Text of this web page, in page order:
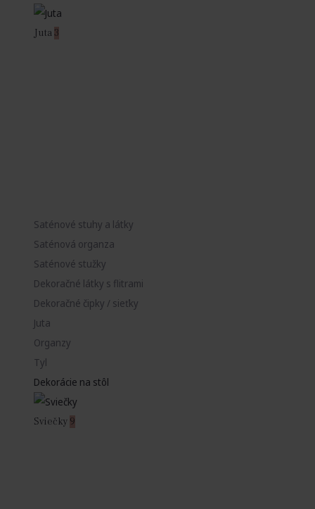
Juta 3
Saténové stuhy a látky
Saténová organza
Saténové stužky
Dekoračné látky s flitrami
Dekoračné čipky / sieťky
Juta
Organzy
Tyl
Dekorácie na stôl
Sviečky 9